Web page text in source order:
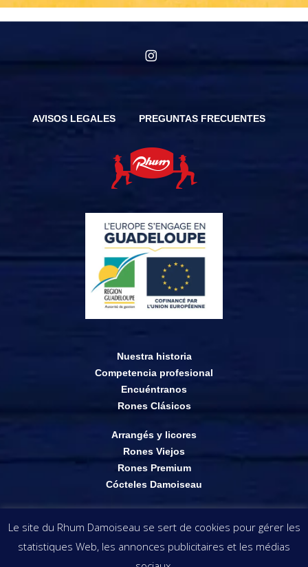
AVISOS LEGALES PREGUNTAS FRECUENTES
Nuestra historia
Competencia profesional
Encuéntranos
Rones Clásicos
Arrangés y licores
Rones Viejos
Rones Premium
Cócteles Damoiseau
Puntos de venta
Las imágenes y la información presentes en este sitio web son propiedad de
Le site du Rhum Damoiseau se sert de cookies pour gérer les
statistiques Web, les annonces publicitaires et les médias